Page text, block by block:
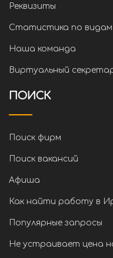
Реквизиты
Статистика по видам
Наша команда
Виртуальный
ПОИСК
Поиск фирм
Поиск вакансий
Афиша
Как найти работу в
Популярные запросы
Не устраивает цена